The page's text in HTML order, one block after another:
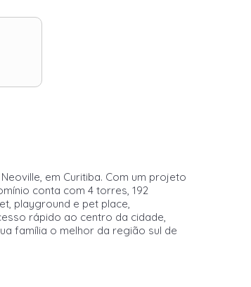
em Curitiba. Com um projeto
conta com 4 torres, 192
playground e pet place,
rápido ao centro da cidade,
família o melhor da região sul de